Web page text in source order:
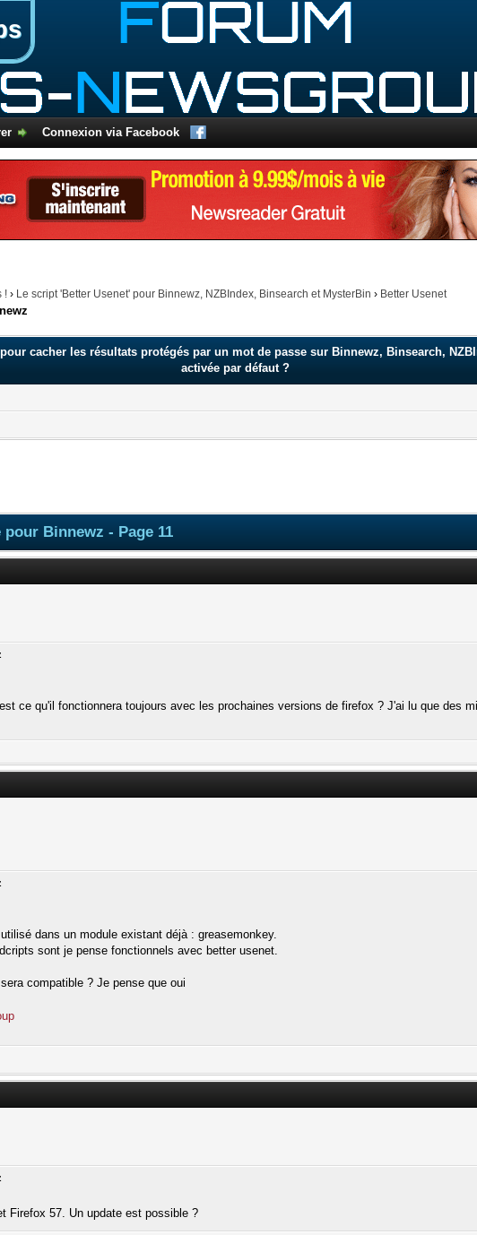
Connexion via Facebook
! › Le script 'Better Usenet' pour Binnewz, NZBIndex, Binsearch et MysterBin › Better Usenet
cacher les résultats protégés par un mot de passe sur Binnewz, Binsearch,
activée par défaut ?
Binnewz - Page 11
ce qu'il fonctionnera toujours avec les prochaines versions de firefox ? J'ai lu que des
dans un module existant déjà : greasemonkey.
sont je pense fonctionnels avec better usenet.
compatible ? Je pense que oui
Firefox 57. Un update est possible ?